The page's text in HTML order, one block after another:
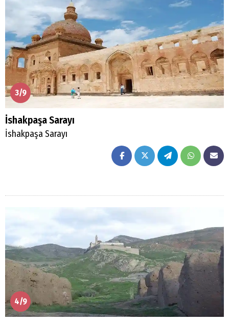
3/9
İshakpaşa Sarayı
İshakpaşa Sarayı
4/9